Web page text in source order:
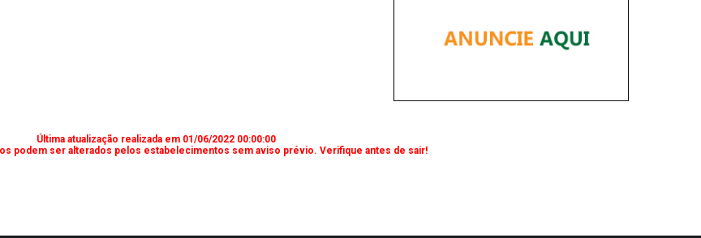
Última atualização realizada em 01/06/2022 00:00:00
podem ser alterados pelos estabelecimentos sem aviso prévio. Verifique antes de sair!